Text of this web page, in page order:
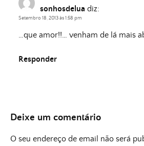
sonhosdelua diz:
Setembro 18, 2013 às 1:58 pm
…que amor!!… venham de lá mais
Responder
Deixe um comentário
O seu endereço de email não será